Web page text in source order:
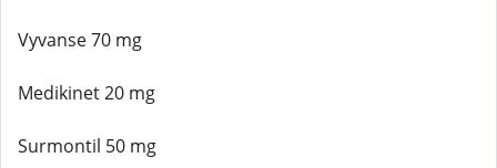
Vyvanse 70 mg
Medikinet 20 mg
Surmontil 50 mg